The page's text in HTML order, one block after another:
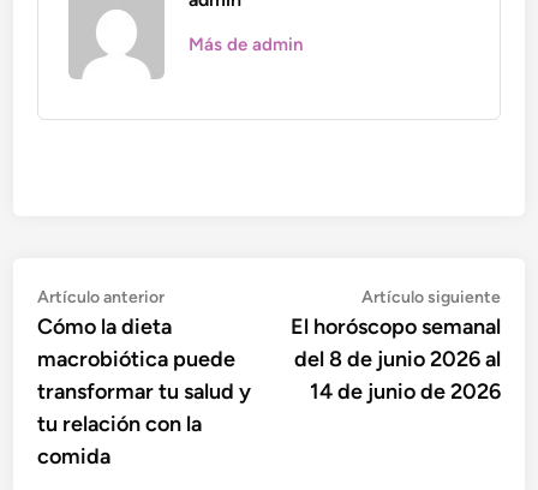
Más de admin
Navegación
de
entradas
Artículo anteriorArtículo
anterior:
Cómo la dieta
macrobiótica puede
transformar tu salud y
tu relación con la
comida
Artículo siguiente
El horóscopo semanal
del 8 de junio 2026 al
14 de junio de 2026